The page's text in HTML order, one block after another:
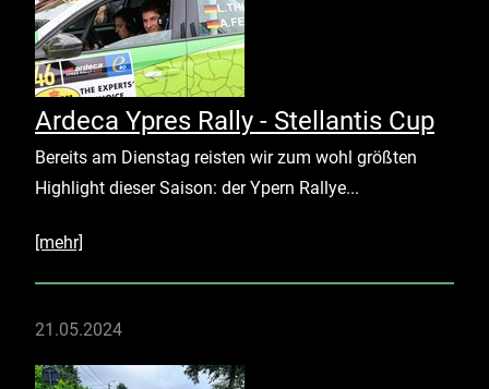
Ardeca Ypres Rally - Stellantis Cup
Bereits am Dienstag reisten wir zum wohl größten
Highlight dieser Saison: der Ypern Rallye...
[mehr]
21.05.2024